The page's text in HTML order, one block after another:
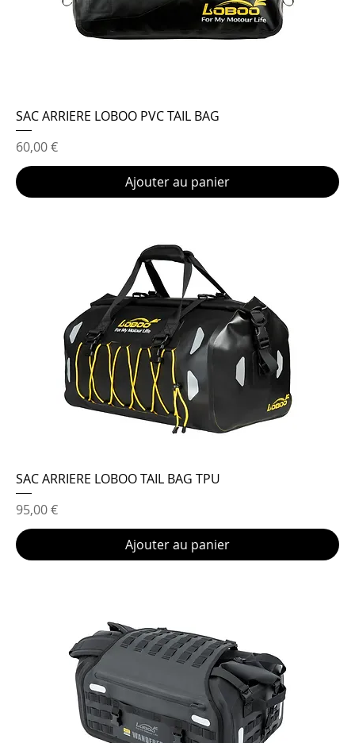
SAC ARRIERE LOBOO PVC TAIL BAG
Prix
60,00 €
Ajouter au panier
SAC ARRIERE LOBOO TAIL BAG TPU
Prix
95,00 €
Ajouter au panier